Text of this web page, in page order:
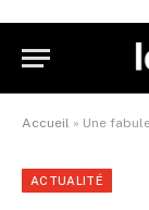
Accueil » Une
ACTUALITÉ